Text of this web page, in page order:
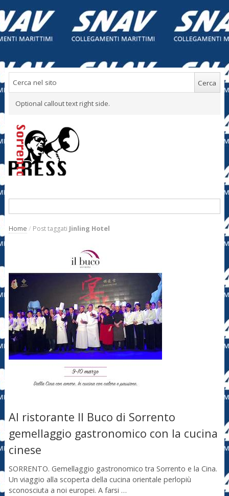
Optional callout text right side.
Home / Post taggati Jinling Hotel
Al ristorante Il Buco di Sorrento
gemellaggio gastronomico con la cucina
cinese
SORRENTO. Gemellaggio gastronomico tra Sorrento e la Cina.
Un viaggio alla scoperta della cucina orientale perlopiù
sconosciuta a noi europei. A farsi …